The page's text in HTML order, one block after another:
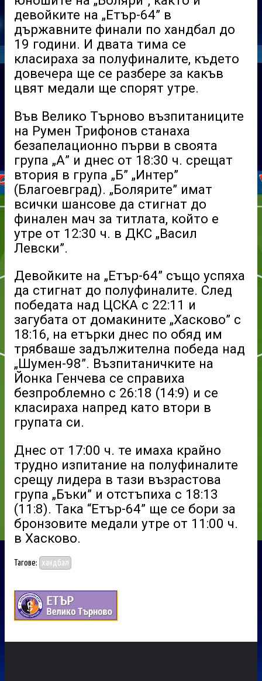
девойките на „Етър-64” в
държавните финали по хандбал до
19 години. И двата тима се
класираха за полуфиналите, където
довечера ще се разбере за какъв
цвят медали ще спорят утре.
Във Велико Търново възпитаниците
на Румен Трифонов станаха
безапелационно първи в своята
група „А” и днес от 18:30 ч. срещат
втория в група „Б” „Интер”
(Благоевград). „Болярите” имат
всички шансове да стигнат до
финален мач за титлата, който е
утре от 12:30 ч. в ДКС „Васил
Левски”.
Девойките на „Етър-64” също успяха
да стигнат до полуфиналите. След
победата над ЦСКА с 22:11 и
загубата от домакините „Хасково” с
18:16, на етърки днес по обяд им
трябваше задължителна победа над
„Шумен-98”. Възпитаничките на
Йонка Генчева се справиха
безпроблемно с 26:18 (14:9) и се
класираха напред като втори в
групата си.
Днес от 17:00 ч. те имаха крайно
трудно изпитание на полуфиналите
срещу лидера в тази възрастова
група „Бъки” и отстъпиха с 18:13
(11:8). Така “Етър-64” ще се бори за
бронзовите медали утре от 11:00 ч.
в Хасково.
Тагове: хандбал